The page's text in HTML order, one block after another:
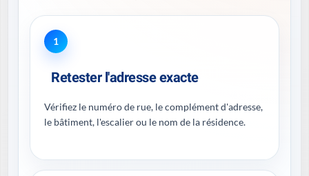
1
Retester l'adresse exacte
Vérifiez le numéro de rue, le complément d'adresse,
le bâtiment, l'escalier ou le nom de la résidence.